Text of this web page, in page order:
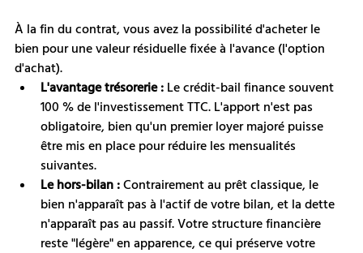
À la fin du contrat, vous avez la possibilité d'acheter le
bien pour une valeur résiduelle fixée à l'avance (l'option
d'achat).
L'avantage trésorerie : Le crédit-bail finance souvent
100 % de l'investissement TTC. L'apport n'est pas
obligatoire, bien qu'un premier loyer majoré puisse
être mis en place pour réduire les mensualités
suivantes.
Le hors-bilan : Contrairement au prêt classique, le
bien n'apparaît pas à l'actif de votre bilan, et la dette
n'apparaît pas au passif. Votre structure financière
reste "légère" en apparence, ce qui préserve votre